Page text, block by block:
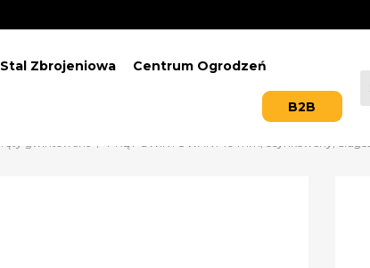
Stal Zbrojeniowa Centrum Ogrodzeń
B2B